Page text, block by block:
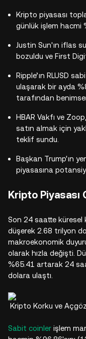
Kripto piyasası
günlük işlem hacmi
Justin Sun'ın iflas
bozuldu ve First
Ripple’ın RLUSD
ulaşarak bir ayda
tarafından
HBAR Vakfı ve
satın almak için
teklif sundu.
Başkan Trump'ın
piyasasına
Kripto Piyasası
Son 24 saatte küresel
düşerek 2.68 trilyon
makroekonomik
olarak hızla değişti.
%65.41 artarak 24
dolara ulaştı.​
Kripto Korku ve
Sabit coinler işlem